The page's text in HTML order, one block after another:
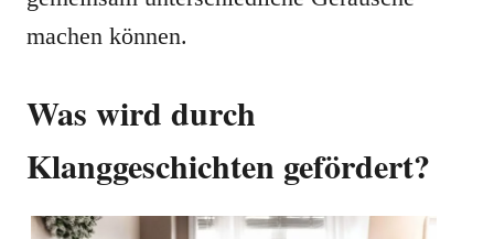
machen können.
Was wird durch
Klanggeschichten gefördert?